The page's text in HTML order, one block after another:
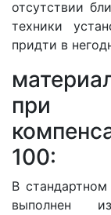
отсутствии
техники
придти в
при
100:
В
выполнен